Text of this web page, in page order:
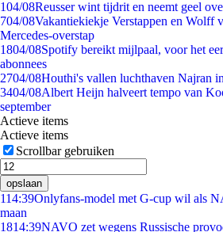
104/08Reusser wint tijdrit en neemt geel
704/08Vakantiekiekje Verstappen en Wolff
Mercedes-overstap
1804/08Spotify bereikt mijlpaal, voor het
abonnees
2704/08Houthi's vallen luchthaven Najran
3404/08Albert Heijn halveert tempo van
september
Actieve items
Actieve items
Scrollbar gebruiken
opslaan
114:39Onlyfans-model met G-cup wil als
maan
1814:39NAVO zet wegens Russische